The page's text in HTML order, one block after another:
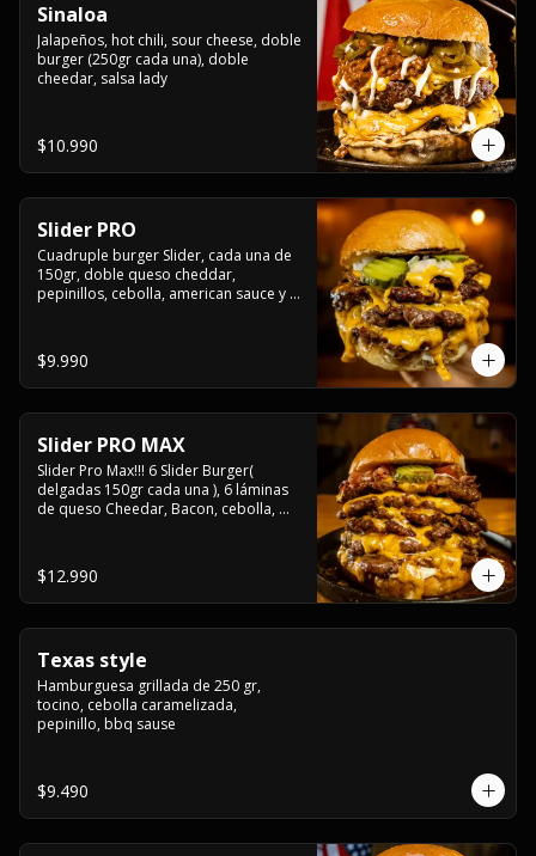
Sinaloa
Jalapeños, hot chili, sour cheese, doble
burger (250gr cada una), doble
cheedar, salsa lady
$10.990
Slider PRO
Cuadruple burger Slider, cada una de
150gr, doble queso cheddar,
pepinillos, cebolla, american sauce y
$9.990
Slider PRO MAX
Slider Pro Max!!! 6 Slider Burger(
delgadas 150gr cada una ), 6 láminas
de queso Cheedar, Bacon, cebolla,
$12.990
Texas style
Hamburguesa grillada de 250 gr,
tocino, cebolla caramelizada,
pepinillo, bbq sause
$9.490